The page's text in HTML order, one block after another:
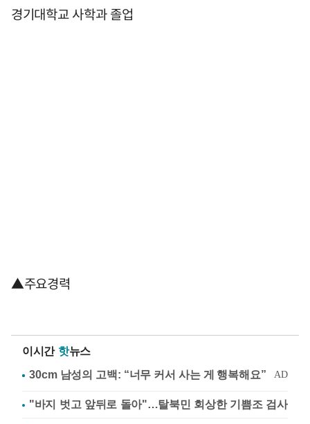
경기대학교 사학과 졸업
▲주요경력
이시간 핫뉴스
"바지 벗고 앞뒤로 돌아"…탈북민 회상한 기쁨조 검사